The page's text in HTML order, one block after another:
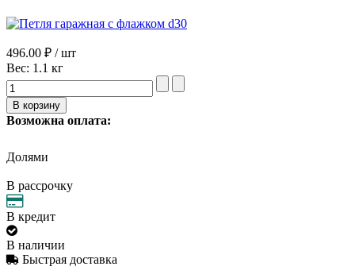
496.00 ₽ / шт
Вес: 1.1 кг
Возможна оплата:
Долями
В рассрочку
В кредит
В наличии
Быстрая доставка